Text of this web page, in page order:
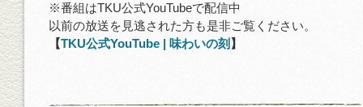
※番組はTKU公式YouTubeで配信中
以前の放送を見逃された方も是非ご覧ください。
【TKU公式YouTube | 味わいの刻 】